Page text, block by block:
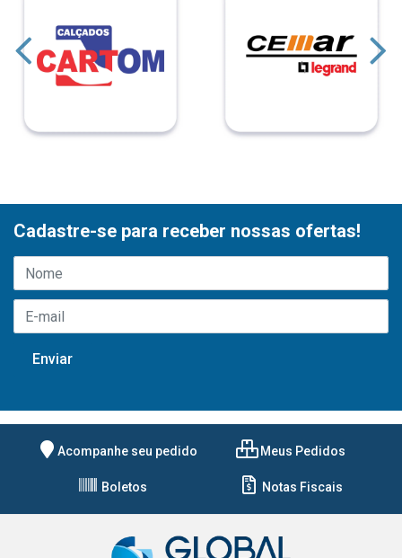
Cadastre-se para receber nossas ofertas!
Acompanhe seu pedido Meus Pedidos
Boletos Notas Fiscais